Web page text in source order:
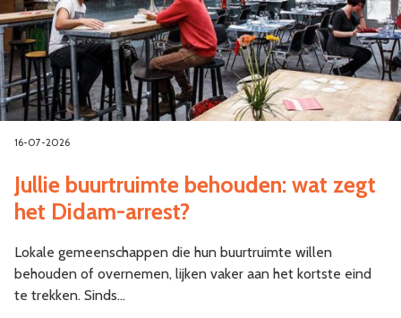
16-07-2026
Jullie buurtruimte behouden: wat zegt
het Didam-arrest?
Lokale gemeenschappen die hun buurtruimte willen
behouden of overnemen, lijken vaker aan het kortste eind
te trekken. Sinds…